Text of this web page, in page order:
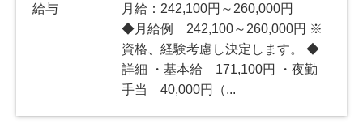
給与
月給：242,100円～260,000円
◆月給例 242,100～260,000円 ※
資格、経験考慮し決定します。 ◆
詳細 ・基本給 171,100円 ・夜勤
手当 40,000円（...